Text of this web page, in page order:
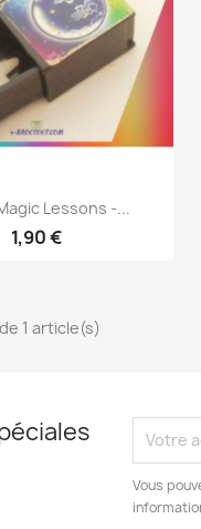
rapide
Lessons -...
1,90 €
1 article(s)
Vous